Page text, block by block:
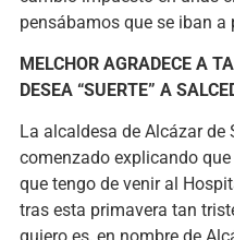
pensábamos que se iban a
MELCHOR AGRADECE A
DESEA “SUERTE” A
La alcaldesa de Alcázar de
comenzado explicando
que tengo de venir al
tras esta primavera tan